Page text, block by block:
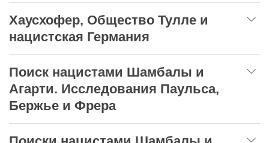
Хаусхофер, Общество Тулле и
нацистская Германия
Поиск нацистами Шамбалы и
Агарти. Исследования Паульса,
Бержье и Фрера